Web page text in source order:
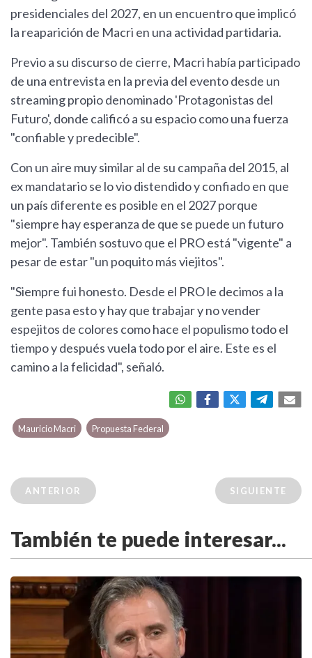
presidenciales del 2027, en un encuentro que implicó
la reaparición de Macri en una actividad partidaria.
Previo a su discurso de cierre, Macri había participado
de una entrevista en la previa del evento desde un
streaming propio denominado 'Protagonistas del
Futuro', donde calificó a su espacio como una fuerza
"confiable y predecible".
Con un aire muy similar al de su campaña del 2015, al
ex mandatario se lo vio distendido y confiado en que
un país diferente es posible en el 2027 porque
"siempre hay esperanza de que se puede un futuro
mejor". También sostuvo que el PRO está "vigente" a
pesar de estar "un poquito más viejitos".
"Siempre fui honesto. Desde el PRO le decimos a la
gente pasa esto y hay que trabajar y no vender
espejitos de colores como hace el populismo todo el
tiempo y después vuela todo por el aire. Este es el
camino a la felicidad", señaló.
Mauricio Macri Propuesta Federal
ANTERIOR SIGUIENTE
También te puede interesar...